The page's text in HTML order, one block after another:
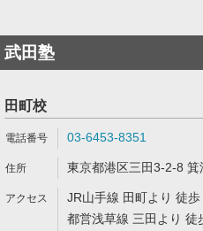
武田塾
田町校
03-6453-8351
東京都港区三田3-2-8 箕
JR山手線 田町より 徒
都営浅草線 三田より 徒